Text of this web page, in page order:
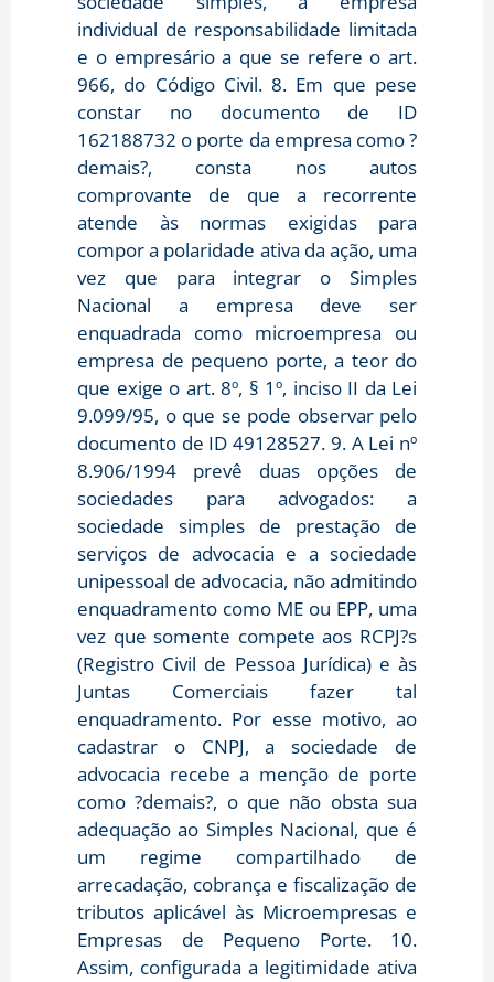
individual de responsabilidade limitada
e o empresário a que se refere o art.
966, do Código Civil. 8. Em que pese
constar no documento de ID
162188732 o porte da empresa como ?
demais?, consta nos autos
comprovante de que a recorrente
atende às normas exigidas para
compor a polaridade ativa da ação, uma
vez que para integrar o Simples
Nacional a empresa deve ser
enquadrada como microempresa ou
empresa de pequeno porte, a teor do
que exige o art. 8º, § 1º, inciso II da Lei
9.099/95, o que se pode observar pelo
documento de ID 49128527. 9. A Lei nº
8.906/1994 prevê duas opções de
sociedades para advogados: a
sociedade simples de prestação de
serviços de advocacia e a sociedade
unipessoal de advocacia, não admitindo
enquadramento como ME ou EPP, uma
vez que somente compete aos RCPJ?s
(Registro Civil de Pessoa Jurídica) e às
Juntas Comerciais fazer tal
enquadramento. Por esse motivo, ao
cadastrar o CNPJ, a sociedade de
advocacia recebe a menção de porte
como ?demais?, o que não obsta sua
adequação ao Simples Nacional, que é
um regime compartilhado de
arrecadação, cobrança e fiscalização de
tributos aplicável às Microempresas e
Empresas de Pequeno Porte. 10.
Assim, configurada a legitimidade ativa